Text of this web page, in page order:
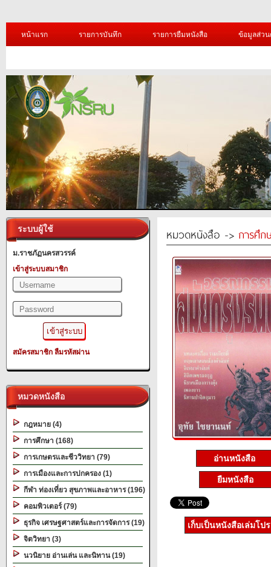
หน้าแรก รายการบันทึก รายการยืมหนังสือ ข้อมูลส่ว
ระบบผู้ใช้
ม.ราชภัฏนครสวรรค์
เข้าสู่ระบบสมาชิก
สมัครสมาชิก ลืมรหัสผ่าน
หมวดหนังสือ
กฎหมาย (4)
การศึกษา (168)
การเกษตรและชีววิทยา (79)
การเมืองและการปกครอง (1)
กีฬา ท่องเที่ยว สุขภาพและอาหาร (196)
คอมพิวเตอร์ (79)
ธุรกิจ เศรษฐศาสตร์และการจัดการ (19)
จิตวิทยา (3)
นวนิยาย อ่านเล่น และนิทาน (19)
หมวดหนังสือ -> การศึก
อ่านหนังสือ
ยืมหนังสือ
เก็บเป็นหนังสือเล่มโป